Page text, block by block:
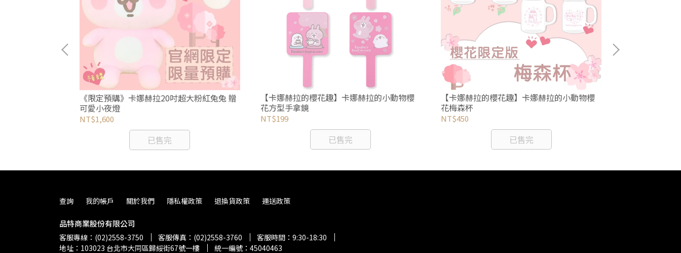
《限定預購》卡娜赫拉20吋超大粉紅兔兔 贈
可愛小夜燈
NT$1,600
已售完
【卡娜赫拉的櫻花趣】卡娜赫拉的小動物櫻
花方型手拿鏡
NT$199
已售完
【卡娜赫拉的櫻花趣】卡娜赫拉的小動物櫻
花梅森杯
NT$450
已售完
查詢 我的帳戶 關於我們 隱私權政策 退換貨政策 運送政策
品特商業股份有限公司
客服專線：(02)2558-3750 客服傳真：(02)2558-3760
客服時間：9:30-18:30
地址：103023 台北市大同區歸綏街67號一樓
統一編號：45040463